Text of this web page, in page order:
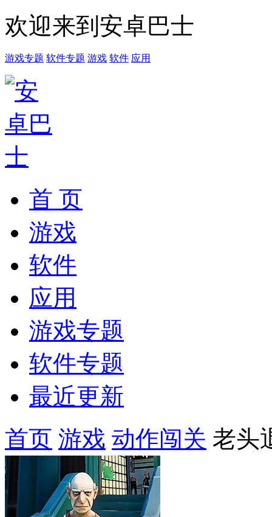
欢迎来到安卓巴士
游戏专题 软件专题 游戏 软件 应用
首 页
游戏
软件
应用
游戏专题
软件专题
最近更新
首页 游戏 动作闯关 老头